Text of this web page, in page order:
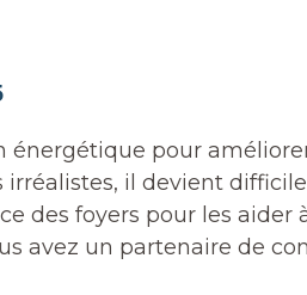
énergétique pour
il devient difficile
des foyers pour les aider
avez un partenaire de